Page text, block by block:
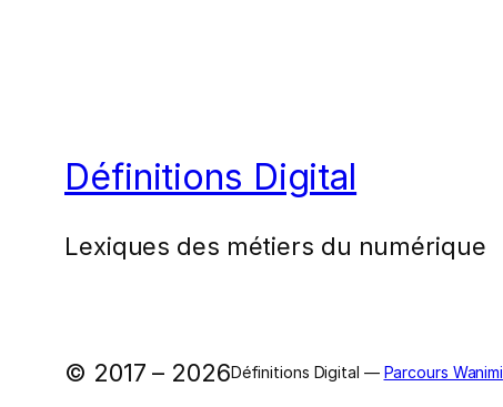
Définitions Digital
Lexiques des métiers du numérique
© 2017 – 2026Définitions Digital — Parcours Wanimi